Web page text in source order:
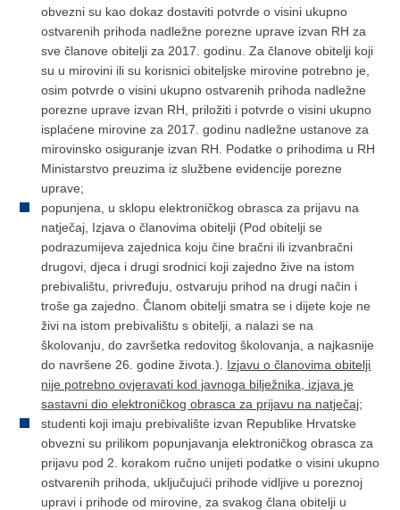
obvezni su kao dokaz dostaviti potvrde o visini ukupno
ostvarenih prihoda nadležne porezne uprave izvan RH za
sve članove obitelji za 2017. godinu. Za članove obitelji koji
su u mirovini ili su korisnici obiteljske mirovine potrebno je,
osim potvrde o visini ukupno ostvarenih prihoda nadležne
porezne uprave izvan RH, priložiti i potvrde o visini ukupno
isplaćene mirovine za 2017. godinu nadležne ustanove za
mirovinsko osiguranje izvan RH. Podatke o prihodima u RH
Ministarstvo preuzima iz službene evidencije porezne
uprave;
popunjena, u sklopu elektroničkog obrasca za prijavu na
natječaj, Izjava o članovima obitelji (Pod obitelji se
podrazumijeva zajednica koju čine bračni ili izvanbračni
drugovi, djeca i drugi srodnici koji zajedno žive na istom
prebivalištu, privređuju, ostvaruju prihod na drugi način i
troše ga zajedno. Članom obitelji smatra se i dijete koje ne
živi na istom prebivalištu s obitelji, a nalazi se na
školovanju, do završetka redovitog školovanja, a najkasnije
do navršene 26. godine života.). Izjavu o članovima obitelji
nije potrebno ovjeravati kod javnoga bilježnika, izjava je
sastavni dio elektroničkog obrasca za prijavu na natječaj;
studenti koji imaju prebivalište izvan Republike Hrvatske
obvezni su prilikom popunjavanja elektroničkog obrasca za
prijavu pod 2. korakom ručno unijeti podatke o visini ukupno
ostvarenih prihoda, uključujući prihode vidljive u poreznoj
upravi i prihode od mirovine, za svakog člana obitelji u